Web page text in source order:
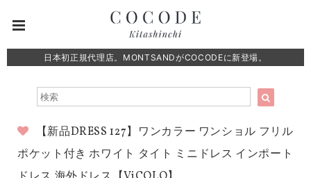
日本初正規代理店。MONTSANDがCOCODEに新登場。
【新品DRESS 127】ワンカラー ワンショル フリル
ポケット付き ホワイト タイト ミニドレス インポート